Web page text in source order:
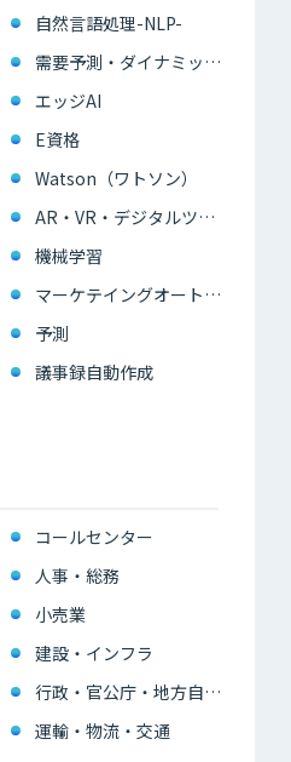
自然言語処理-NLP-
需要予測・ダイナミックプライシング
エッジAI
E資格
Watson（ワトソン）
AR・VR・デジタルツイン
機械学習
マーケテイングオートメーション・MAツール
予測
議事録自動作成
コールセンター
人事・総務
小売業
建設・インフラ
行政・官公庁・地方自治体
運輸・物流・交通